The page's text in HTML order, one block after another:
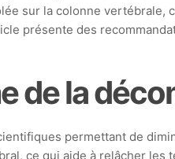
sur la colonne
présente des
de la
permettant de
ce qui aide à relâcher